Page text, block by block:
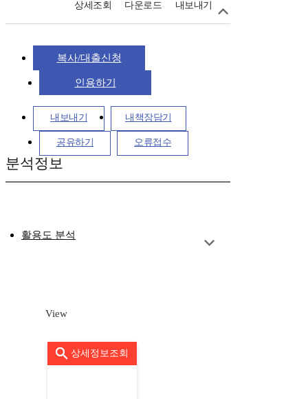
상세조회 다운로드 내보내기
복사/대출신청
인용하기
내보내기 내책장담기
공유하기 오류접수
분석정보
활용도 분석
View
상세정보조회